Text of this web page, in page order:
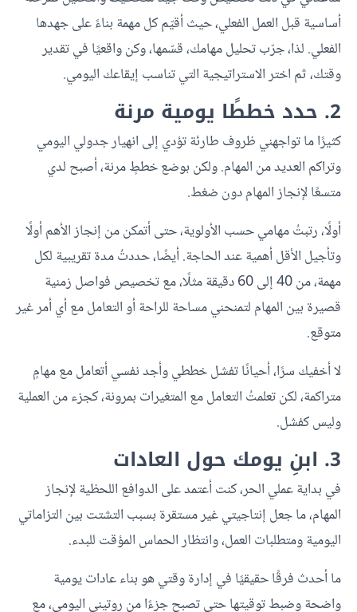
أساسية قبل العمل الفعلي، حيث أقيّم كل مهمة بناءً على جهدها
الفعلي. لذا، جرّب تحليل مهامك، قسّمها، وكن واقعيًا في تقدير
وقتك، ثم اختر الاستراتيجية التي تناسب إيقاعك اليومي.
2. حدد خططًا يومية مرنة
كثيرًا ما تواجهني ظروف طارئة تؤدي إلى انهيار جدولي اليومي
وتراكم العديد من المهام. ولكن بوضع خططٍ مرنة، أصبح لدي
متسعًا لإنجاز المهام دون ضغط.
أولًا، رتبتُ مهامي حسب الأولوية، حتى أتمكن من إنجاز الأهم أولًا
وتأجيل الأقل أهمية عند الحاجة. أيضًا، حددتُ مدة تقريبية لكل
مهمة، من 40 إلى 60 دقيقة مثلًا، مع تخصيص فواصل زمنية
قصيرة بين المهام لتمنحني مساحة للراحة أو التعامل مع أي أمر غير
متوقع.
لا أخفيك سرًا، أحيانًا تفشل خططي وأجد نفسي أتعامل مع مهامٍ
متراكمة، لكن تعلمتُ التعامل مع المتغيرات بمرونة، كجزء من العملية
وليس كفشل.
3. ابنِ يومك حول العادات
في بداية عملي الحر، كنت أعتمد على الدوافع اللحظية لإنجاز
المهام، ما جعل إنتاجيتي غير مستقرة بسبب التشتت بين التزاماتي
اليومية ومتطلبات العمل، وانتظار الحماس المؤقت للبدء.
ما أحدث فرقًا حقيقيًا في إدارة وقتي هو بناء عادات يومية
واضحة وضبط توقيتها حتى تصبح جزءًا من روتيني اليومي، مع